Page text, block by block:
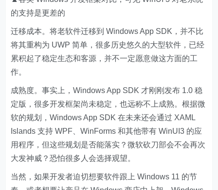
的支持是更差的
迁移成本。将老软件迁移到 Windows App SDK，并不比
将其重构为 UWP 简单，很多历史悠久的大型软件，已经
累积起了稳定生态和客源，并不一定愿意做这方面的工
作。
成熟度。事实上，Windows App SDK 才刚刚发布 1.0 稳
定版，很多开发框架尚未稳定，也远称不上成熟。根据微
软的规划，Windows App SDK 在未来还会通过 XAML
Islands 支持 WPF、WinForms 和其他带有 WinUI3 的应
用程序，但这些规划是否能落实？微软砍刀部会不会再次
大发神威？恐怕很多人会选择观望。
当然，如果开发者迫切想要软件跟上 Windows 11 的节